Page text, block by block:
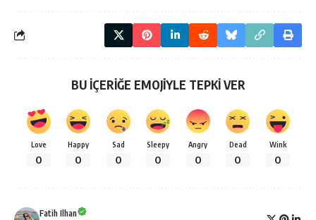
BU İÇERİĞE EMOJİYLE TEPKİ VER
Love
0
Happy
0
Sad
0
Sleepy
0
Angry
0
Dead
0
Wink
0
Fatih Ilhan